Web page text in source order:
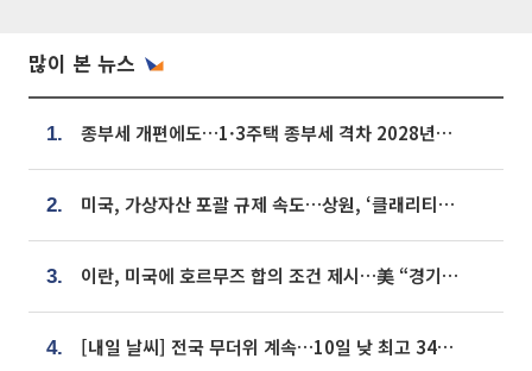
많이 본 뉴스
1. 종부세 개편에도…1·3주택 종부세 격차 2028년부터 확대
2. 미국, 가상자산 포괄 규제 속도…상원, ‘클래리티법’ 9월 절차투표 추진
3. 이란, 미국에 호르무즈 합의 조건 제시…美 “경기 아직 안 끝나” [종합]
4. [내일 날씨] 전국 무더위 계속…10일 낮 최고 34도 육박